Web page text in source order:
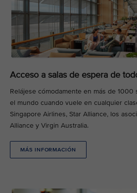
Acceso a salas de espera de
Relájese cómodamente en más de
el mundo cuando vuele en cualquier
Singapore Airlines, Star Alliance, los
Alliance y Virgin Australia.
MÁS INFORMACIÓN